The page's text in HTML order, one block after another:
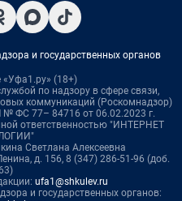
и государственных органов
«Уфа1.ру» (18+)
по надзору в сфере связи,
коммуникаций (Роскомнадзор)
ФС 77– 84716 от 06.02.2023 г.
ответственностью "ИНТЕРНЕТ
Светлана Алексеевна
д. 156, 8 (347) 286-51-96 (доб.
ufa1@shkulev.ru
и государственных органов: